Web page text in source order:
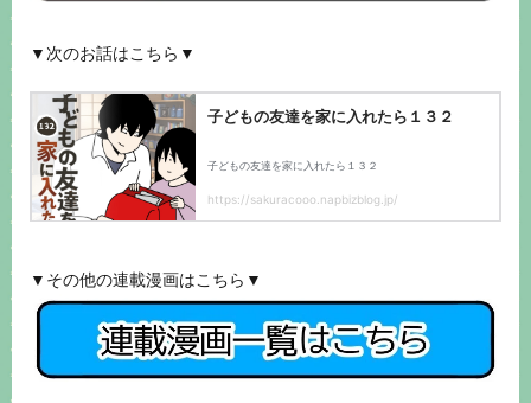
▼次のお話はこちら▼
▼その他の連載漫画はこちら▼